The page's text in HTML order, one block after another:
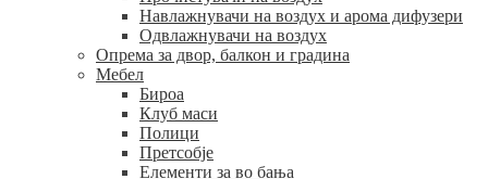
Навлажнувачи на воздух и арома дифузери
Одвлажнувачи на воздух
Опрема за двор, балкон и градина
Мебел
Бироа
Клуб маси
Полици
Претсобје
Елементи за во бања